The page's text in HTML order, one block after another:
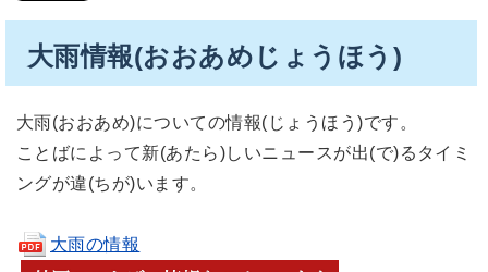
大雨情報(おおあめじょうほう)
大雨(おおあめ)についての情報(じょうほう)です。
ことばによって新(あたら)しいニュースが出(で)るタイミ
ングが違(ちが)います。
大雨の情報